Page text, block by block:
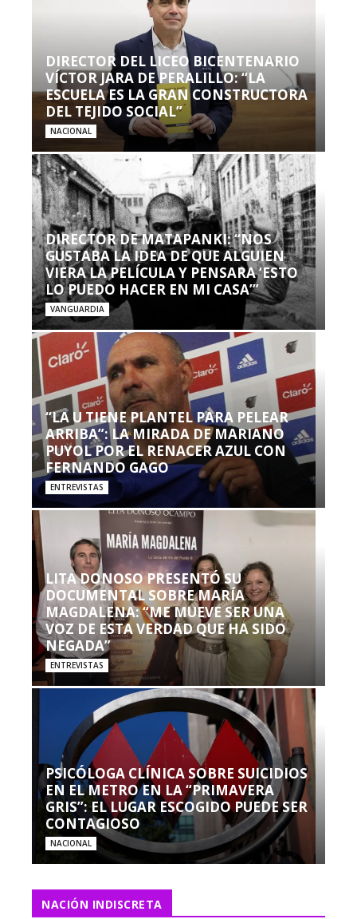
DIRECTOR DEL LICEO BICENTENARIO
VÍCTOR JARA DE PERALILLO: “LA
ESCUELA ES LA GRAN CONSTRUCTORA
DEL TEJIDO SOCIAL”
NACIONAL
DIRECTOR DE MATAPANKI: “NOS
GUSTABA LA IDEA DE QUE ALGUIEN
VIERA LA PELÍCULA Y PENSARA ‘ESTO
LO PUEDO HACER EN MI CASA’”
VANGUARDIA
“LA U TIENE PLANTEL PARA PELEAR
ARRIBA”: LA MIRADA DE MARIANO
PUYOL POR EL RENACER AZUL CON
FERNANDO GAGO
ENTREVISTAS
LITA DONOSO PRESENTÓ SU
DOCUMENTAL SOBRE MARÍA
MAGDALENA: “ME MUEVE SER UNA
VOZ DE ESTA VERDAD QUE HA SIDO
NEGADA”
ENTREVISTAS
PSICÓLOGA CLÍNICA SOBRE SUICIDIOS
EN EL METRO EN LA “PRIMAVERA
GRIS”: EL LUGAR ESCOGIDO PUEDE SER
CONTAGIOSO
NACIONAL
NACIÓN INDISCRETA